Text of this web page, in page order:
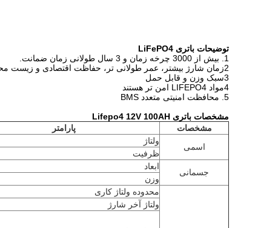
توضیحات باتری LiFePO4
1. بیش از 3000 چرخه زمان و 3 سال طولانی زمان ضمانت.
2زمان شارژ بیشتر، عمر طولانی تر، حفاظت اقتصادی و زیست محیطی
3سبک وزن و قابل حمل
4مواد LIFEPO4 امن تر هستند
5. محافظت امنیتی متعدد BMS
مشخصات باتری Lifepo4 12V 100AH
مشخصات
پارامتر
اسمی
ولتاژ
ظرفیت
جسمانی
ابعاد
وزن
محدوده ولتاژ کاری
ولتاژ آخر شارژ